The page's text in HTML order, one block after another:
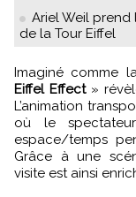
Ariel Weil prend
de la Tour Eiffel
Imaginé comme
Eiffel Effect»
L’animation
où le
espace/temps
Grâce à une
visite est ainsi